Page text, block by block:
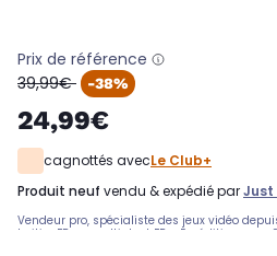
Prix de référence
oldPrice
39,99€ -38%
24,99€
cagnottés avecLe Club+
produit neuf vendu & expédié parJust
Vendeur pro, spécialiste des jeux vidéo
boitier FR ou multi dont FR - Expédition